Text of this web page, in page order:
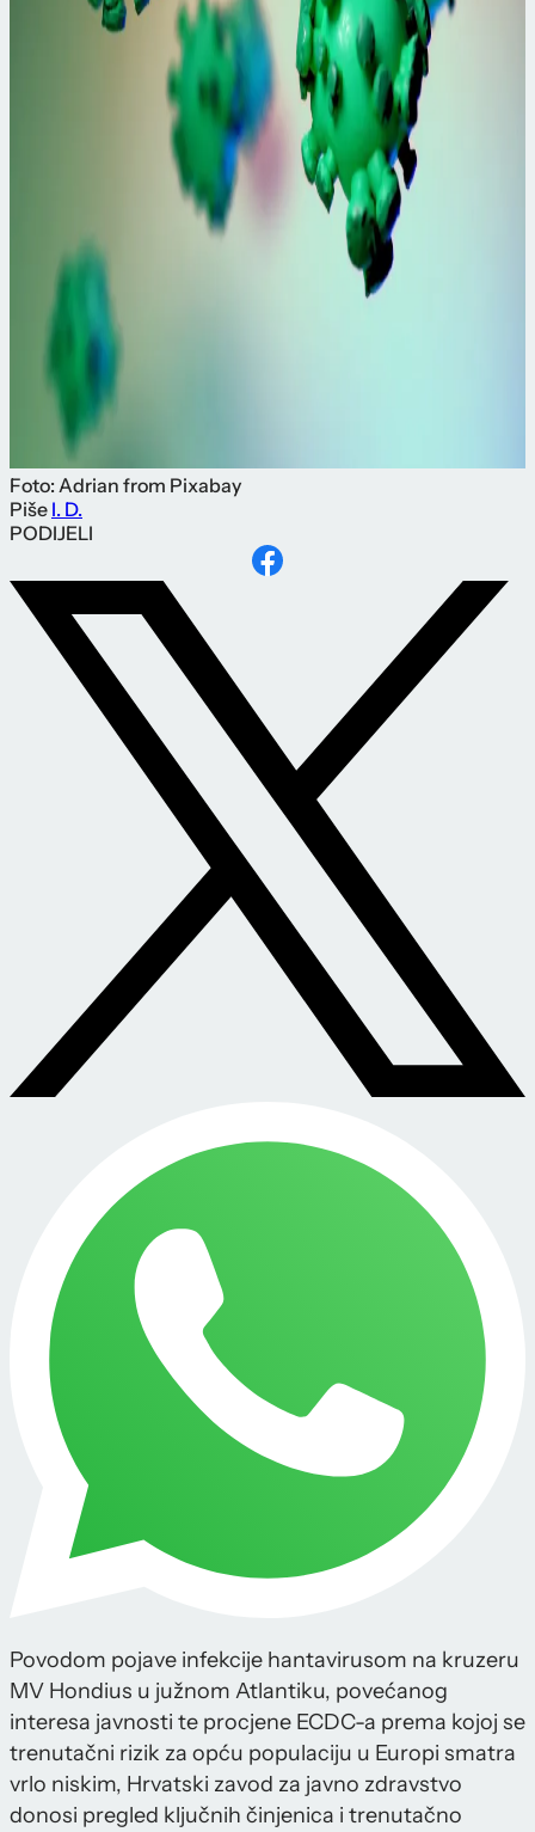
Foto: Adrian from Pixabay
Piše I. D.
PODIJELI
Povodom pojave infekcije hantavirusom na kruzeru
MV Hondius u južnom Atlantiku, povećanog
interesa javnosti te procjene ECDC-a prema kojoj se
trenutačni rizik za opću populaciju u Europi smatra
vrlo niskim, Hrvatski zavod za javno zdravstvo
donosi pregled ključnih činjenica i trenutačno